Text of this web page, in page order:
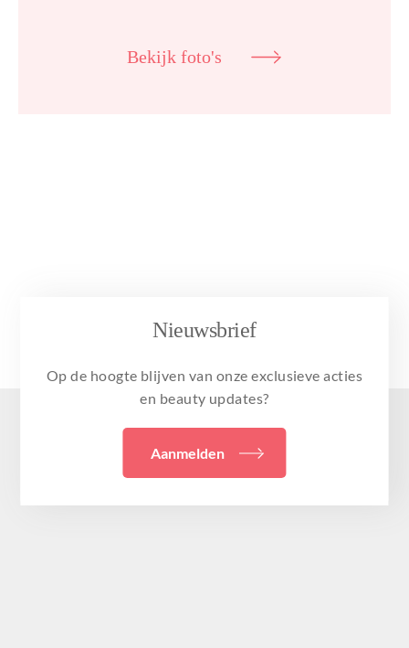
Bekijk foto's
Nieuwsbrief
Op de hoogte blijven van onze exclusieve acties
en beauty updates?
Aanmelden